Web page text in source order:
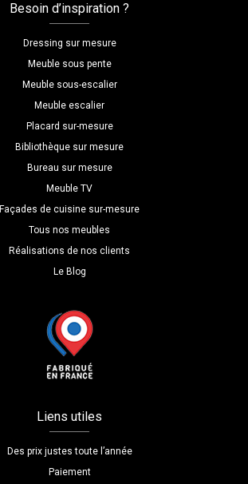
Besoin d’inspiration ?
Dressing sur mesure
Meuble sous pente
Meuble sous-escalier
Meuble escalier
Placard sur-mesure
Bibliothèque sur mesure
Bureau sur mesure
Meuble TV
Façades de cuisine sur-mesure
Tous nos meubles
Réalisations de nos clients
Le Blog
Liens utiles
Des prix justes toute l’année
Paiement